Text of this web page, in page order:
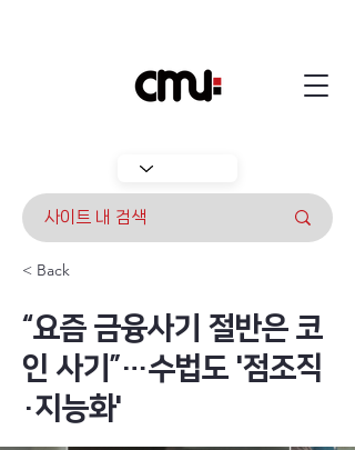
< Back
“요즘 금융사기 절반은 코
인 사기”…수법도 '점조직
·지능화'